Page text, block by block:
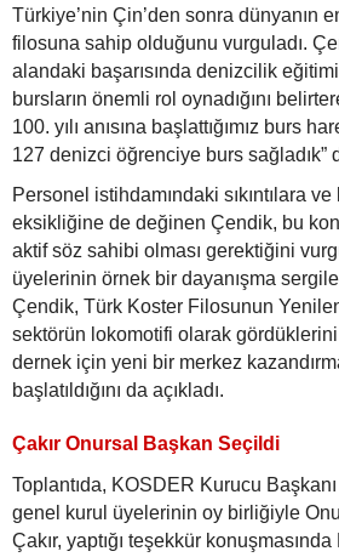
Türkiye’nin Çin’den sonra dünyanın
filosuna sahip olduğunu vurguladı.
alandaki başarısında denizcilik
bursların önemli rol oynadığını
100. yılı anısına başlattığımız burs
127 denizci öğrenciye burs sağladık”
Personel istihdamındaki sıkıntılara
eksikliğine de değinen Çendik, bu
aktif söz sahibi olması gerektiğini
üyelerinin örnek bir dayanışma
Çendik, Türk Koster Filosunun
sektörün lokomotifi olarak gördüklerini
dernek için yeni bir merkez
başlatıldığını da açıkladı.
Çakır Onursal Başkan Seçildi
Toplantıda, KOSDER Kurucu
genel kurul üyelerinin oy birliğiyle
Çakır, yaptığı teşekkür